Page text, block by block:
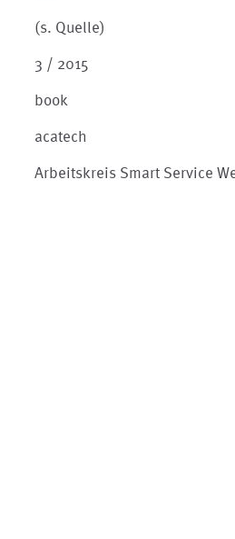
(s. Quelle)
3 / 2015
book
acatech
Arbeitskreis Smart Service